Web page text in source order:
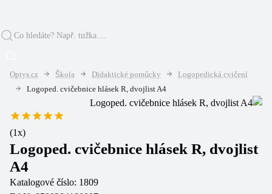
Optys.cz Škola Didaktické pomůcky
Logopedická cvičení
Logoped. cvičebnice hlásek R, dvojlist A4
(1x)
Logoped. cvičebnice hlásek R, dvojlist
A4
Katalogové číslo: 1809